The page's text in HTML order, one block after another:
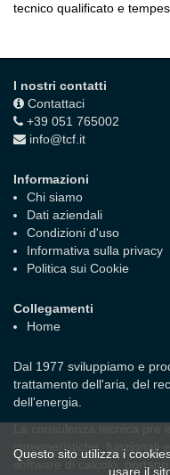
tecnico qualificato e
I nostri contatti
Contattaci
+39 051 765002
info@tcf.it
Informazioni
Chi siamo
Dati aziendali
Condizioni d'uso
Informativa sulla privacy
Politica sui Cookie
Collegamenti
Home
Dal 1977 sviluppiamo e
trattamento dell'aria, del
dell'energia.
ingegneristiche, funzionali
software di calcolo,
Questo sito utilizza i
usare il